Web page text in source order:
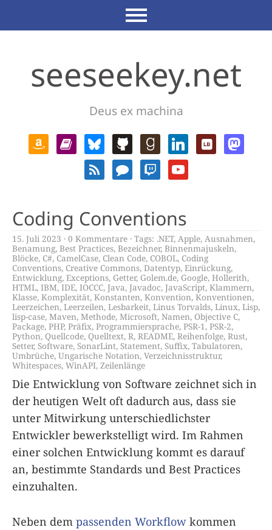
seeseekey.net
Deus ex machina
Coding Conventions
15. Juli 2023 0 Kommentare Tags: .NET, Apple, Ausnahmen,
Benamung, Best Practices, Bezeichner, Binnenmajuskeln,
Blöcke, C#, CamelCase, Clean Code, COBOL, Coding
Conventions, Creative Commons, Datentyp, Einrückung,
Entwicklung, Exceptions, Getter, Golem.de, Google, Hollerith,
HTML, IBM,IDE, IOCCC, Java, Javadoc, JavaScript, Klammern,
Klasse, Komplexität, Konstanten, Konvention, Konventionen,
Leerzeichen,Leerzeilen, Lesbarkeit, Linus Torvalds, Linux, Lisp,
lisp-case, Maven, Methode, Microsoft, Namen, Objective C,
Package, PHP, Präfix, Programmiersprache, PSR-1, PSR-2,
Python, Quellcode, Quelltext, R, README, Reihenfolge, Rust,
Setter, Software, SonarLint, Statement, Suffix, Tabulatoren,
Umbrüche, Ungarische Notation, Verzeichnisstruktur,
Whitespaces, WinAPI, Zeilenlänge
Die Entwicklung von Software zeichnet sich in
der heutigen Welt oft dadurch aus, dass sie
unter Mitwirkung unterschiedlichster
Entwickler bewerkstelligt wird. Im Rahmen
einer solchen Entwicklung kommt es darauf
an, bestimmte Standards und Best Practices
einzuhalten.
Neben dem passenden Workflow kommen